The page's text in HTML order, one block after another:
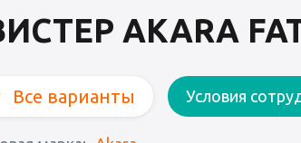
AKARA
Все варианты Условия